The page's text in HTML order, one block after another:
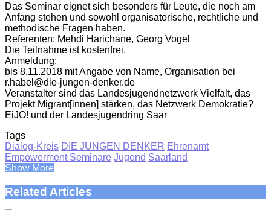
Das Seminar eignet sich besonders für Leute, die noch am
Anfang stehen und sowohl organisatorische, rechtliche und
methodische Fragen haben.
Referenten: Mehdi Harichane, Georg Vogel
Die Teilnahme ist kostenfrei.
Anmeldung:
bis 8.11.2018 mit Angabe von Name, Organisation bei
r.habel@die-jungen-denker.de
Veranstalter sind das Landesjugendnetzwerk Vielfalt, das
Projekt Migrant[innen] stärken, das Netzwerk Demokratie?
EiJO! und der Landesjugendring Saar
Tags
Dialog-Kreis DIE JUNGEN DENKER Ehrenamt
Empowerment Seminare Jugend Saarland
Show More
Related Articles